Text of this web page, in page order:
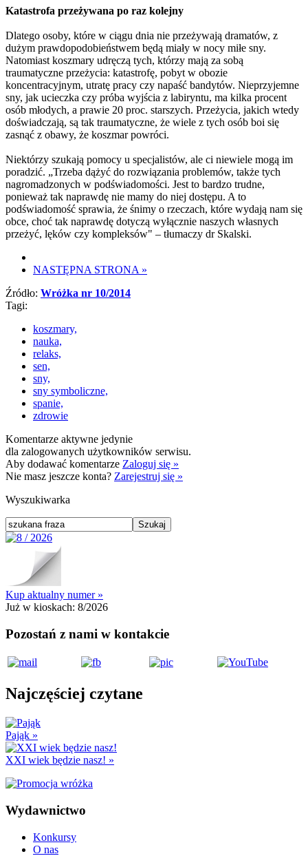
Katastrofa przeżywana po raz kolejny
Dlatego osoby, które w ciągu dnia nie przeżywają dramatów, z
dużym prawdopodobieństwem będą miały w nocy miłe sny.
Natomiast koszmary udręczą tych, którzy mają za sobą
traumatyczne przeżycia: katastrofę, pobyt w obozie
koncentracyjnym, utratę pracy czy napaść bandytów. Nieprzyjemne
sny, jak ucieczka czy próba wyjścia z labiryntu, ma kilka procent
osób młodych, a prawie 20 proc. starszych. Przeżycia, jakich wtedy
doświadczają, są tak traumatyczne, że wiele z tych osób boi się
zasnąć z obawy, że koszmar powróci.
Niektórzy szukają pomocy u specjalistów, ale ci niewiele mogą im
poradzić. „Trzeba dążyć do rozwiązania problemów, także tych
nagromadzonych w podświadomości. Jest to bardzo trudne,
ponieważ tak naprawdę nie mamy do niej dostępu. A to
podświadomość sprawia, że śnimy o rzeczach, które wydają nam się
obce, choć tak naprawdę dotyczą wyłącznie naszych własnych
przeżyć, lęków czy kompleksów" – tłumaczy dr Skalski.
NASTĘPNA STRONA »
Źródło: Wróżka nr 10/2014
Tagi:
koszmary,
nauka,
relaks,
sen,
sny,
sny symboliczne,
spanie,
zdrowie
Komentarze aktywne jedynie
dla zalogowanych użytkowników serwisu.
Aby dodawać komentarze Zaloguj się »
Nie masz jeszcze konta? Zarejestruj się »
Wyszukiwarka
Kup aktualny numer »
Już w kioskach: 8/2026
Pozostań z nami w kontakcie
Najczęściej czytane
Pająk »
XXI wiek będzie nasz! »
Wydawnictwo
Konkursy
O nas